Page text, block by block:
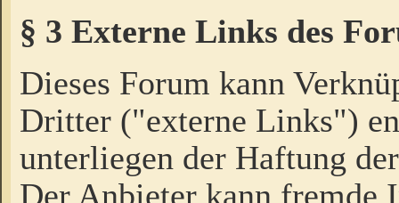
§ 3 Externe Links des
Dieses Forum kann
Dritter ("externe Links")
unterliegen der Haftung
Der Anbieter kann fremde